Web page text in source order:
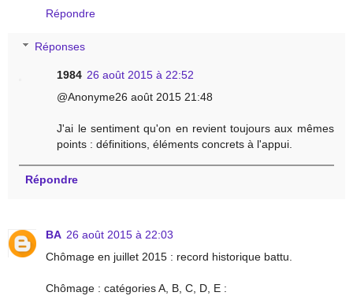
Répondre
Réponses
1984 26 août 2015 à 22:52
@Anonyme26 août 2015 21:48
J'ai le sentiment qu'on en revient toujours aux mêmes
points : définitions, éléments concrets à l'appui.
Répondre
BA 26 août 2015 à 22:03
Chômage en juillet 2015 : record historique battu.
Chômage : catégories A, B, C, D, E :